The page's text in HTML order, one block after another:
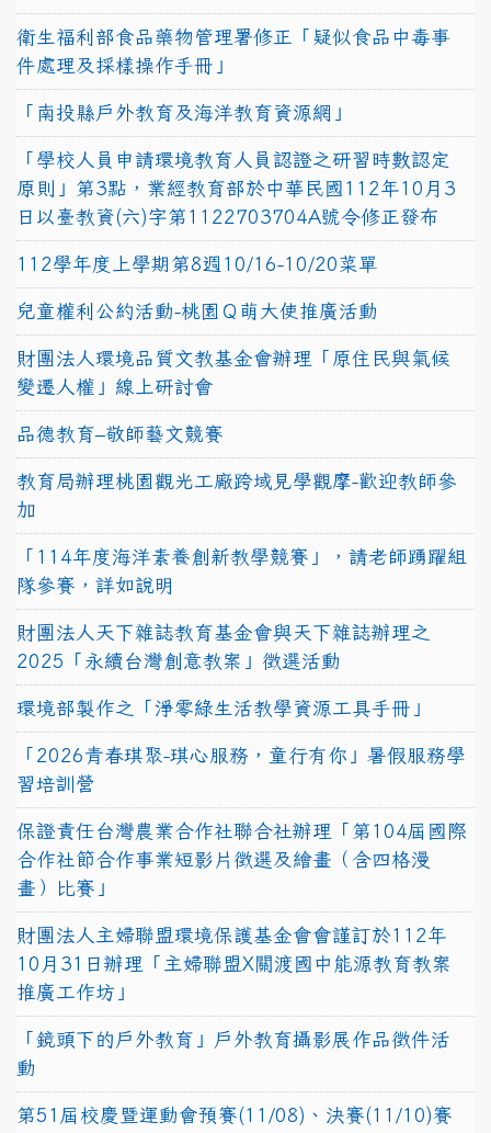
衛生福利部食品藥物管理署修正「疑似食品中毒事
件處理及採樣操作手冊」
「南投縣戶外教育及海洋教育資源網」
「學校人員申請環境教育人員認證之研習時數認定
原則」第3點，業經教育部於中華民國112年10月3
日以臺教資(六)字第1122703704A號令修正發布
112學年度上學期第8週10/16-10/20菜單
兒童權利公約活動-桃園Ｑ萌大使推廣活動
財團法人環境品質文教基金會辦理「原住民與氣候
變遷人權」線上研討會
品德教育–敬師藝文競賽
教育局辦理桃園觀光工廠跨域見學觀摩-歡迎教師參
加
「114年度海洋素養創新教學競賽」，請老師踴躍組
隊參賽，詳如說明
財團法人天下雜誌教育基金會與天下雜誌辦理之
2025「永續台灣創意教案」徵選活動
環境部製作之「淨零綠生活教學資源工具手冊」
「2026青春琪聚-琪心服務，童行有你」暑假服務學
習培訓營
保證責任台灣農業合作社聯合社辦理「第104屆國際
合作社節合作事業短影片徵選及繪畫（含四格漫
畫）比賽」
財團法人主婦聯盟環境保護基金會會謹訂於112年
10月31日辦理「主婦聯盟X關渡國中能源教育教案
推廣工作坊」
「鏡頭下的戶外教育」戶外教育攝影展作品徵件活
動
第51屆校慶暨運動會預賽(11/08)、決賽(11/10)賽